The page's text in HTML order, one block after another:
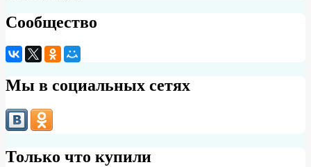
Сообщество
Мы в социальных сетях
Только что купили